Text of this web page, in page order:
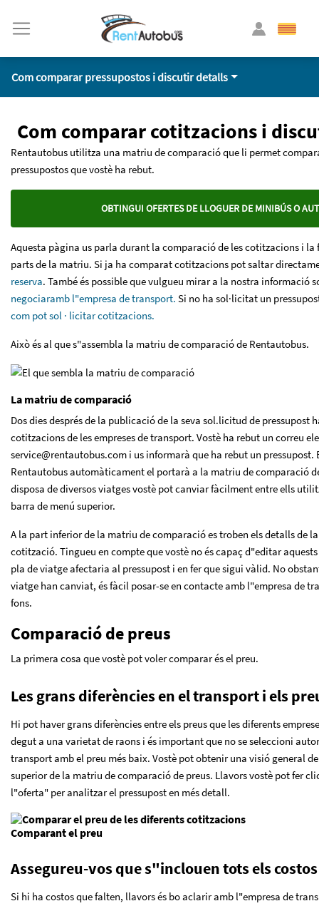
Com comparar pressupostos i discutir detalls
Com comparar cotitzacions i
Rentautobus utilitza una matriu de comparació que li permet
pressupostos que vostè ha rebut.
OBTINGUI OFERTES DE LLOGUER DE MINIBÚS O
Aquesta pàgina us parla durant la comparació de les cotitzacions i
parts de la matriu. Si ja ha comparat cotitzacions pot saltar
reserva. També és possible que vulgueu mirar a la nostra informació
negociaramb l"empresa de transport. Si no ha sol·licitat un
com pot sol · licitar cotitzacions.
Això és al que s"assembla la matriu de comparació de Rentautobus.
La matriu de comparació
Dos dies després de la publicació de la seva sol.licitud de pressupost
cotitzacions de les empreses de transport. Vostè ha rebut un correu
service@rentautobus.com i us informarà que ha rebut un pressupost.
Rentautobus automàticament el portarà a la matriu de comparació
disposa de diversos viatges vostè pot canviar fàcilment entre ells
barra de menú superior.
A la part inferior de la matriu de comparació es troben els detalls de
cotització. Tingueu en compte que vostè no és capaç d"editar
pla de viatge afectaria al pressupost i en fer que sigui vàlid. No
viatge han canviat, és fàcil posar-se en contacte amb l"empresa de
fons.
Comparació de preus
La primera cosa que vostè pot voler comparar és el preu.
Les grans diferències en el transport i els
Hi pot haver grans diferències entre els preus que les diferents
degut a una varietat de raons i és important que no se seleccioni
transport amb el preu més baix. Vostè pot obtenir una visió general
superior de la matriu de comparació de preus. Llavors vostè pot fer
l"oferta" per analitzar el pressupost en més detall.
Comparant el preu
Assegureu-vos que s"inclouen tots els costos
Si hi ha costos que falten, llavors és bo aclarir amb l"empresa de